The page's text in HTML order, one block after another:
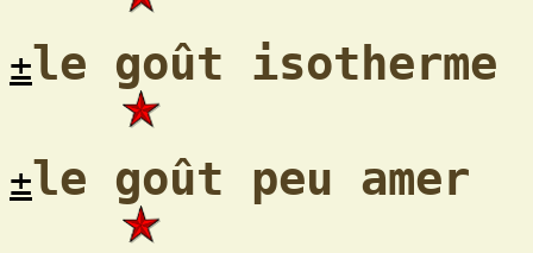
±le goût isotherme
±le goût peu amer